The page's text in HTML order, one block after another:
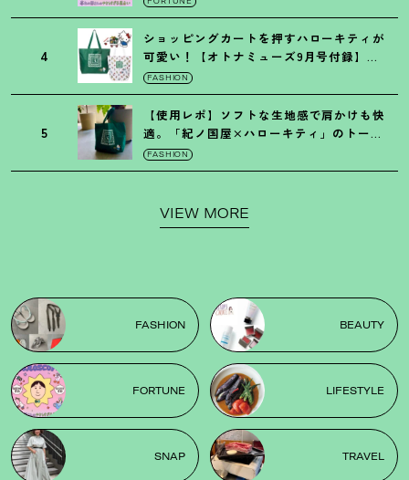
4
ショッピングカートを押すハローキティが
可愛い ！
【オトナミューズ9月号付録】紀
ノ国屋バッグ
FASHION
5
【使用レポ】ソフトな生地感で肩かけも快
適。「紀ノ国屋×ハローキティ」のトート
がガシガシ使えて最高です
FASHION
VIEW MORE
FASHION BEAUTY
FORTUNE LIFESTYLE
SNAP TRAVEL